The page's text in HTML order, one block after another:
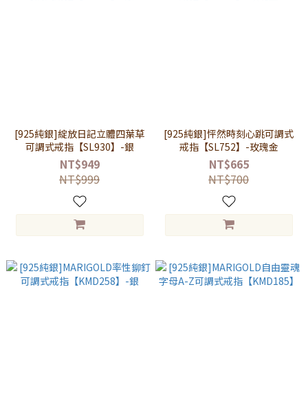
[925純銀]綻放日記立體四葉草
可調式戒指【SL930】-銀
NT$949
NT$999
[925純銀]怦然時刻心跳可調式
戒指【SL752】-玫瑰金
NT$665
NT$700